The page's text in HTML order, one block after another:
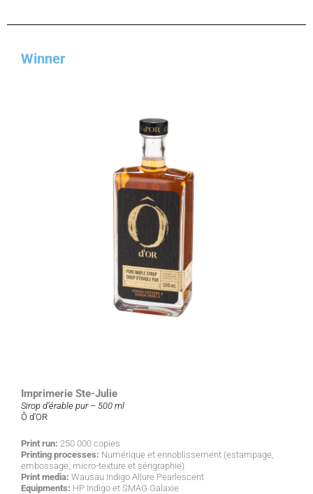
Winner
Imprimerie Ste-Julie
Sirop d’érable pur – 500 ml
Ô d’OR
Print run: 250 000 copies
Printing processes: Numérique et ennoblissement (estampage,
embossage, micro-texture et sérigraphie)
Print media: Wausau Indigo Allure Pearlescent
Equipments: HP Indigo et SMAG Galaxie